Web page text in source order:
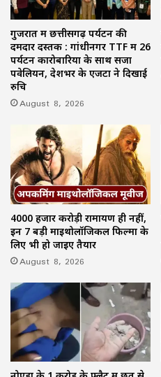
गुजरात में छत्तीसगढ़ पर्यटन की
दमदार दस्तक : गांधीनगर TTF में 26
पर्यटन कारोबारियों के साथ सजा
पवेलियन, देशभर के एजेंटों ने दिखाई
रुचि
August 8, 2026
4000 हजार करोड़ी रामायण ही नहीं,
इन 7 बड़ी माइथोलॉजिकल फिल्मों के
लिए भी हो जाइए तैयार
August 8, 2026